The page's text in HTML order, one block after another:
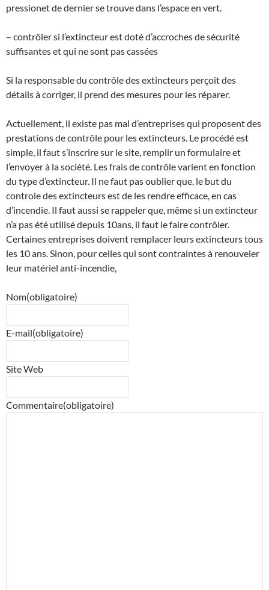
pressionet de dernier se trouve dans l’espace en vert.
– contrôler si l’extincteur est doté d’accroches de sécurité
suffisantes et qui ne sont pas cassées
Si la responsable du contrôle des extincteurs perçoit des
détails à corriger, il prend des mesures pour les réparer.
Actuellement, il existe pas mal d’entreprises qui proposent des
prestations de contrôle pour les extincteurs. Le procédé est
simple, il faut s’inscrire sur le site, remplir un formulaire et
l’envoyer à la société. Les frais de contrôle varient en fonction
du type d’extincteur. Il ne faut pas oublier que, le but du
controle des extincteurs est de les rendre efficace, en cas
d’incendie. Il faut aussi se rappeler que, même si un extincteur
n’a pas été utilisé depuis 10ans, il faut le faire contrôler.
Certaines entreprises doivent remplacer leurs extincteurs tous
les 10 ans. Sinon, pour celles qui sont contraintes à renouveler
leur matériel anti-incendie,
Nom(obligatoire)
E-mail(obligatoire)
Site Web
Commentaire(obligatoire)